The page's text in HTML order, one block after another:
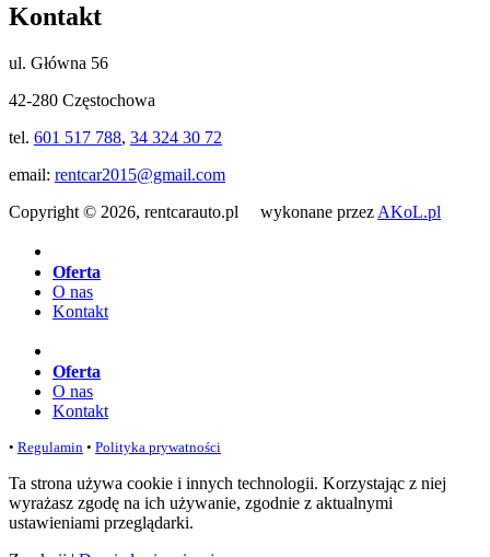
Kontakt
ul. Główna 56
42-280 Częstochowa
tel. 601 517 788, 34 324 30 72
email: rentcar2015@gmail.com
Copyright © 2026, rentcarauto.pl wykonane przez AKoL.pl
Oferta
O nas
Kontakt
Oferta
O nas
Kontakt
• Regulamin • Polityka prywatności
Ta strona używa cookie i innych technologii. Korzystając z niej
wyrażasz zgodę na ich używanie, zgodnie z aktualnymi
ustawieniami przeglądarki.